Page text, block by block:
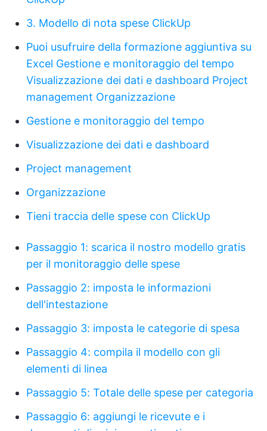
3. Modello di nota spese ClickUp
Puoi usufruire della formazione aggiuntiva su
Excel Gestione e monitoraggio del tempo
Visualizzazione dei dati e dashboard Project
management Organizzazione
Gestione e monitoraggio del tempo
Visualizzazione dei dati e dashboard
Project management
Organizzazione
Tieni traccia delle spese con ClickUp
Passaggio 1: scarica il nostro modello gratis
per il monitoraggio delle spese
Passaggio 2: imposta le informazioni
dell'intestazione
Passaggio 3: imposta le categorie di spesa
Passaggio 4: compila il modello con gli
elementi di linea
Passaggio 5: Totale delle spese per categoria
Passaggio 6: aggiungi le ricevute e i